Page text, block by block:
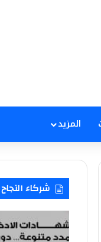
المزيد
شركاء النجاح